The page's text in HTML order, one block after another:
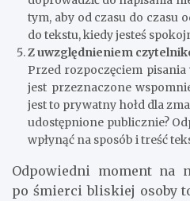
tym, aby od czasu do czasu
do tekstu, kiedy jesteś
Z uwzględnieniem
Przed rozpoczęciem
jest przeznaczone
jest to prywatny hołd dla
udostępnione publicznie?
wpłynąć na sposób i treść
Odpowiedni moment na
po śmierci bliskiej osoby